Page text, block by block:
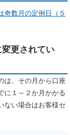
数月の定例日（５
更されてい
は、その月から口座
に１～２か月かかる
ない場合はお客様セ